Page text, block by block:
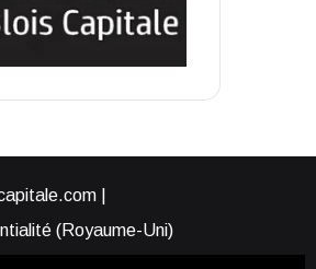
|
(Royaume-Uni)